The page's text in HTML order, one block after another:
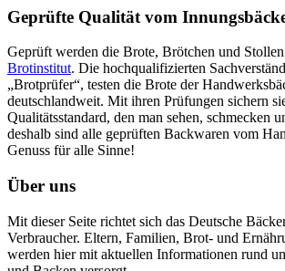
Geprüfte Qualität vom
Geprüft werden die Brote, Brötchen und
Brotinstitut. Die hochqualifizierten
„Brotprüfer“, testen die Brote der
deutschlandweit. Mit ihren Prüfungen sichern
Qualitätsstandard, den man sehen, schmecken
deshalb sind alle geprüften Backwaren vom
Genuss für alle Sinne!
Über uns
Mit dieser Seite richtet sich das Deutsche
Verbraucher. Eltern, Familien, Brot- und
werden hier mit aktuellen Informationen rund